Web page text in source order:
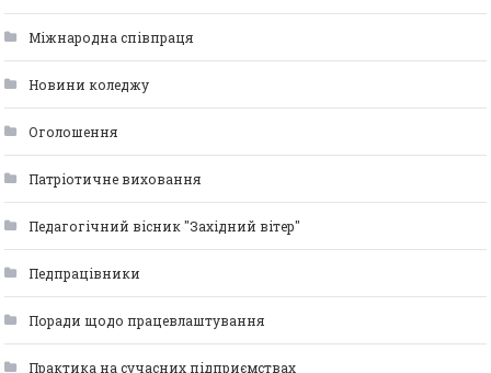
Міжнародна співпраця
Новини коледжу
Оголошення
Патріотичне виховання
Педагогічний вісник "Західний вітер"
Педпрацівники
Поради щодо працевлаштування
Практика на сучасних підприємствах